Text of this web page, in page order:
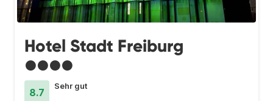
Hotel Stadt Freiburg
●●●●
8.7
Sehr gut